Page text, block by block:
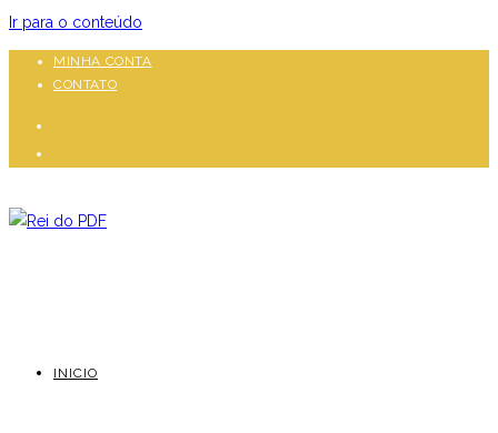
Ir para o conteúdo
MINHA CONTA
CONTATO
INICIO